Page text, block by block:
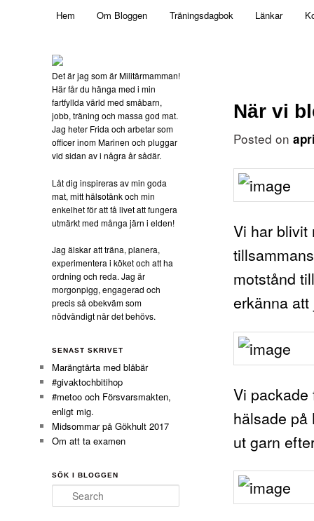
Militärmamman
Skip to primary content
Hem Om Bloggen Träningsdagbok Länkar
När vi
Posted on
Vi har blivit
motstånd
erkänna
Vi
hälsade på
ut garn
Det är jag som är Militärmamman!
Här får du hänga med i min
fartfyllda värld med småbarn,
jobb, träning och massa god mat.
Jag heter Frida och arbetar som
officer inom Marinen och pluggar
vid sidan av i några år sådär.
Låt dig inspireras av min goda
mat, mitt hälsotänk och min
enkelhet för att få livet att fungera
utmärkt med många järn i elden!
Jag älskar att träna, planera,
experimentera i köket och att ha
ordning och reda. Jag är
morgonpigg, engagerad och
precis så obekväm som
nödvändigt när det behövs.
SENAST SKRIVET
Marängtårta med blåbär
#givaktochbitihop
#metoo och Försvarsmakten,
enligt mig.
Midsommar på Gökhult 2017
Om att ta examen
SÖK I BLOGGEN
Search